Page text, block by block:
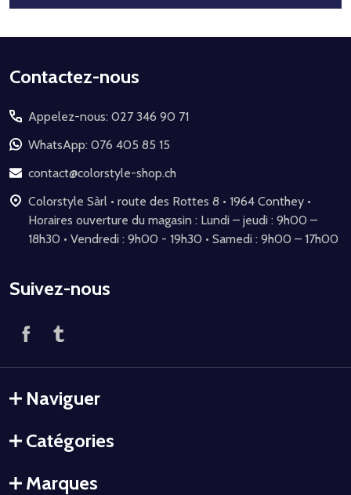
Début
pied
de
page
Contactez-nous
Appelez-nous: 027 346 90 71
WhatsApp: 076 405 85 15
contact@colorstyle-shop.ch
Colorstyle Sàrl • route des Rottes 8 • 1964 Conthey •
Horaires ouverture du magasin : Lundi – jeudi : 9h00 –
18h30 • Vendredi : 9h00 - 19h30 • Samedi : 9h00 – 17h00
Suivez-nous
Naviguer
Catégories
Marques